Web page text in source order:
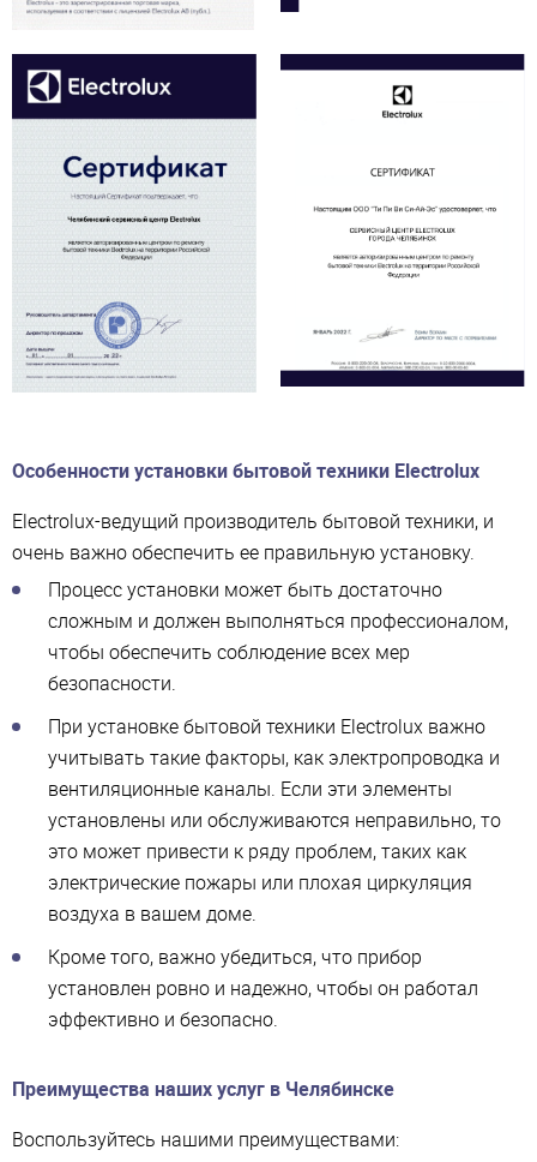
Особенности установки бытовой техники Electrolux
Electrolux-ведущий производитель бытовой техники, и
очень важно обеспечить ее правильную установку.
Процесс установки может быть достаточно
сложным и должен выполняться профессионалом,
чтобы обеспечить соблюдение всех мер
безопасности.
При установке бытовой техники Electrolux важно
учитывать такие факторы, как электропроводка и
вентиляционные каналы. Если эти элементы
установлены или обслуживаются неправильно, то
это может привести к ряду проблем, таких как
электрические пожары или плохая циркуляция
воздуха в вашем доме.
Кроме того, важно убедиться, что прибор
установлен ровно и надежно, чтобы он работал
эффективно и безопасно.
Преимущества наших услуг в Челябинске
Воспользуйтесь нашими преимуществами: